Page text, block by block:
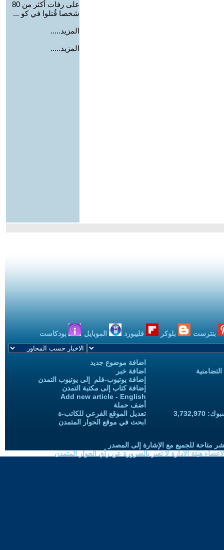
على رفات أكثر من 80
شخصا قُتلوا في كو ...
المزيد.....
المزيد.....
بنترست بلوكر فليبورد الموبايل بودكاست
اضافة موضوع جديد
اضافة خبر
إضافة يوتيوب-فلم إلى يوتيوب التمدن
إضافة كتاب إلى مكتبة التمدن
Add new article - English
أضف حملة
تعديل الموقع الفرعي للكاتب-ة
ابحث في موقع الحوار المتمدن
متاحة للجميع مع الإشارة إلى المصدر
هيئة الادارة لا تعبر بالضرورة عن رأي الحوار المتمدن